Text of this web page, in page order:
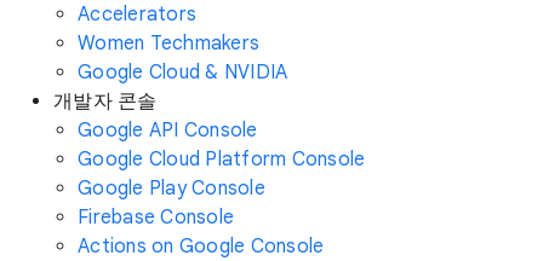
Accelerators
Women Techmakers
Google Cloud & NVIDIA
개발자 콘솔
Google API Console
Google Cloud Platform Console
Google Play Console
Firebase Console
Actions on Google Console